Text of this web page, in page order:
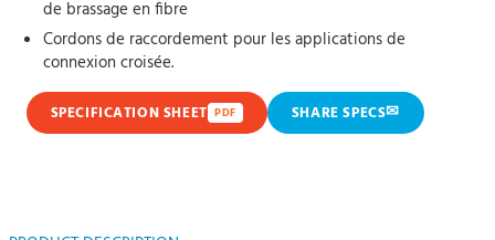
de brassage en fibre
Cordons de raccordement pour les applications de
connexion croisée.
SPECIFICATION SHEET PDF SHARE SPECS✉